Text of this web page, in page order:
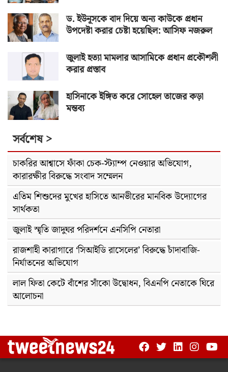
ড. ইউনূসকে বাদ দিয়ে অন্য কাউকে প্রধান
উপদেষ্টা করার চেষ্টা হয়েছিল: আসিফ নজরুল
জুলাই হত্যা মামলার আসামিকে প্রধান প্রকৌশলী
করার প্রস্তাব
হাসিনাকে ইঙ্গিত করে সোহেল তাজের কড়া
মন্তব্য
সর্বশেষ >
চাকরির আশ্বাসে ফাঁকা চেক-স্ট্যাম্প নেওয়ার অভিযোগ,
কারারক্ষীর বিরুদ্ধে সংবাদ সম্মেলন
এতিম শিশুদের মুখের হাসিতে আনভীরের মানবিক উদ্যোগের
সার্থকতা
জুলাই স্মৃতি জাদুঘর পরিদর্শনে এনসিপি নেতারা
রাজশাহী কারাগারে ‘সিআইডি রাসেলের’ বিরুদ্ধে চাঁদাবাজি-
নির্যাতনের অভিযোগ
লাল ফিতা কেটে বাঁশের সাঁকো উদ্বোধন, বিএনপি নেতাকে ঘিরে
আলোচনা